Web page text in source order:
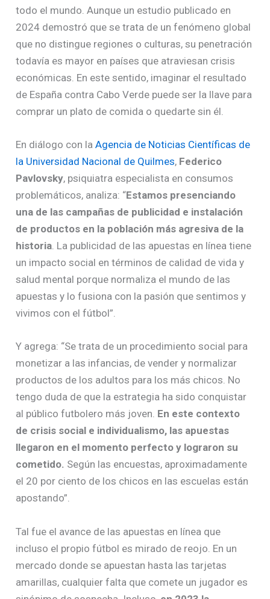
todo el mundo. Aunque un estudio publicado en
2024 demostró que se trata de un fenómeno global
que no distingue regiones o culturas, su penetración
todavía es mayor en países que atraviesan crisis
económicas. En este sentido, imaginar el resultado
de España contra Cabo Verde puede ser la llave para
comprar un plato de comida o quedarte sin él.
En diálogo con laAgencia de Noticias Científicas de
la Universidad Nacional de Quilmes, Federico
Pavlovsky, psiquiatra especialista en consumos
problemáticos, analiza: “Estamos presenciando
una de las campañas de publicidad e instalación
de productos en la población más agresiva de la
historia. La publicidad de las apuestas en línea tiene
un impacto social en términos de calidad de vida y
salud mental porque normaliza el mundo de las
apuestas y lo fusiona con la pasión que sentimos y
vivimos con el fútbol”.
Y agrega: “Se trata de un procedimiento social para
monetizar a las infancias, de vender y normalizar
productos de los adultos para los más chicos. No
tengo duda de que la estrategia ha sido conquistar
al público futbolero más joven. En este contexto
de crisis social e individualismo, las apuestas
llegaron en el momento perfecto y lograron su
cometido. Según las encuestas, aproximadamente
el 20 por ciento de los chicos en las escuelas están
apostando”.
Tal fue el avance de las apuestas en línea que
incluso el propio fútbol es mirado de reojo. En un
mercado donde se apuestan hasta las tarjetas
amarillas, cualquier falta que comete un jugador es